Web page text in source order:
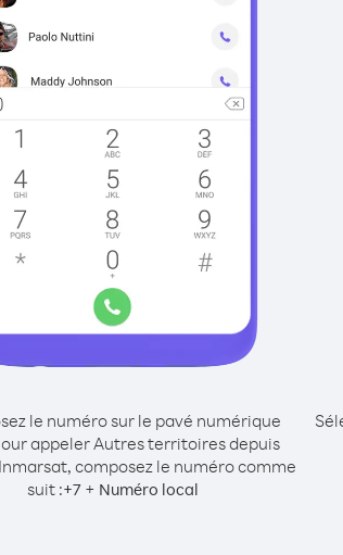
le numéro sur le pavé numérique
appeler Autres territoires depuis
composez le numéro comme
suit :+7 + Numéro local